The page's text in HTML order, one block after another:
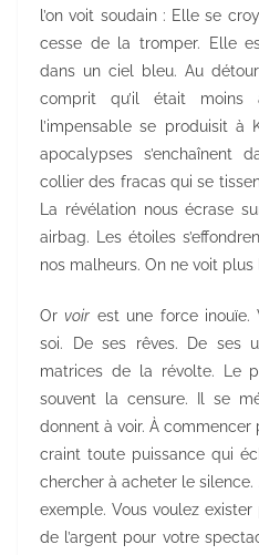
l’on voit soudain : Elle se
cesse de la tromper. Elle
dans un ciel bleu. Au détour
comprit qu’il était
l’impensable se produisit à
apocalypses s’enchaînent
collier des fracas qui se
La révélation nous écrase
airbag. Les étoiles
nos malheurs. On ne voit plus
Or voir est une force inouïe.
soi. De ses rêves. De ses
matrices de la révolte. Le
souvent la censure. Il se
donnent à voir. À
craint toute puissance qui
chercher à acheter le
exemple. Vous voulez
de l’argent pour votre